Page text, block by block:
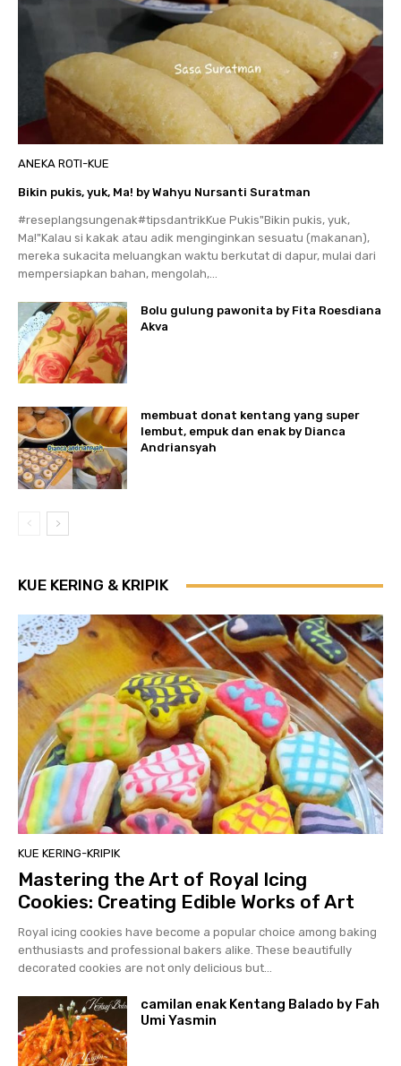
ANEKA ROTI-KUE
Bikin pukis, yuk, Ma! by Wahyu Nursanti Suratman
#reseplangsungenak#tipsdantrikKue Pukis"Bikin pukis, yuk,
Ma!"Kalau si kakak atau adik menginginkan sesuatu (makanan),
mereka sukacita meluangkan waktu berkutat di dapur, mulai dari
mempersiapkan bahan, mengolah,...
Bolu gulung pawonita by Fita Roesdiana
Akva
membuat donat kentang yang super
lembut, empuk dan enak by Dianca
Andriansyah
KUE KERING & KRIPIK
KUE KERING-KRIPIK
Mastering the Art of Royal Icing
Cookies: Creating Edible Works of Art
Royal icing cookies have become a popular choice among baking
enthusiasts and professional bakers alike. These beautifully
decorated cookies are not only delicious but...
camilan enak Kentang Balado by Fah
Umi Yasmin